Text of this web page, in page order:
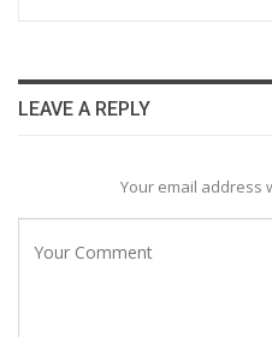
LEAVE A REPLY
Your email address